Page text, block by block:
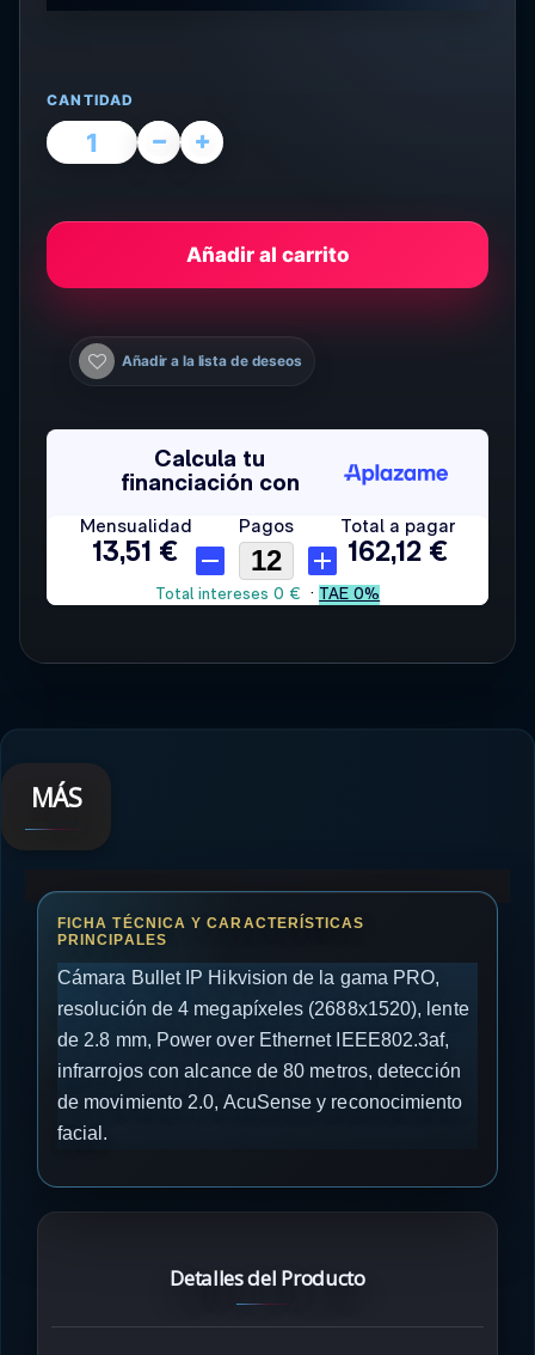
CANTIDAD
Añadir al carrito
Añadir a la lista de deseos
MÁS
Cámara Bullet IP Hikvision de la gama PRO,
resolución de 4 megapíxeles (2688x1520), lente
de 2.8 mm, Power over Ethernet IEEE802.3af,
infrarrojos con alcance de 80 metros, detección
de movimiento 2.0, AcuSense y reconocimiento
facial.
Detalles del Producto